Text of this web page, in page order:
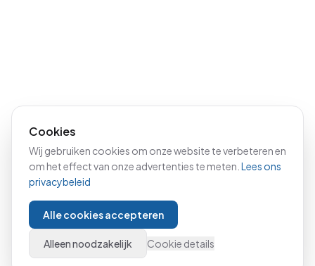
Cookies
Wij gebruiken cookies om onze website te verbeteren en
om het effect van onze advertenties te meten. Lees ons
privacybeleid
Alle cookies accepteren
Alleen noodzakelijk Cookie details